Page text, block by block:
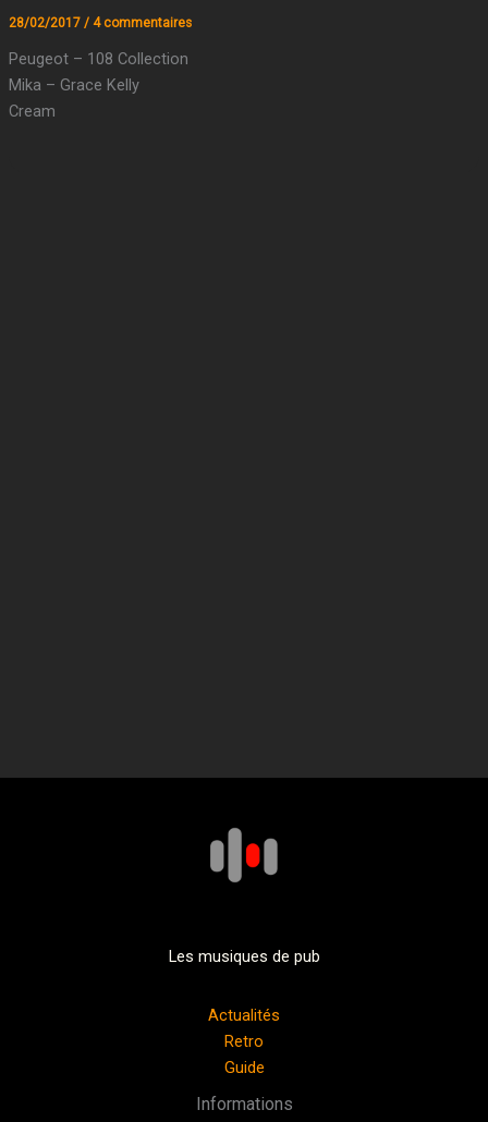
28/02/2017 / 4 commentaires
Peugeot – 108 Collection
Mika – Grace Kelly
Cream
Les musiques de pub
Actualités
Retro
Guide
Informations